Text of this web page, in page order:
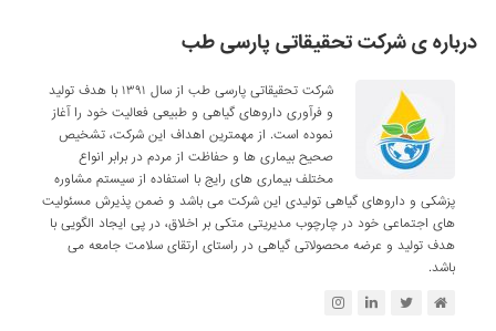
درباره ی شرکت تحقیقاتی پارسی طب
شرکت تحقیقاتی پارسی طب از سال ۱۳۹۱ با هدف تولید
و فرآوری داروهای گیاهی و طبیعی فعالیت خود را آغاز
نموده است. از مهمترین اهداف این شرکت، تشخیص
صحیح بیماری ها و حفاظت از مردم در برابر انواع
مختلف بیماری های رایج با استفاده از سیستم مشاوره
پزشکی و داروهای گیاهی تولیدی این شرکت می باشد و ضمن پذیرش مسئولیت
های اجتماعی خود در چارچوب مدیریتی متکی بر اخلاق، در پی ایجاد الگویی با
هدف تولید و عرضه محصولاتی گیاهی در راستای ارتقای سلامت جامعه می
باشد.